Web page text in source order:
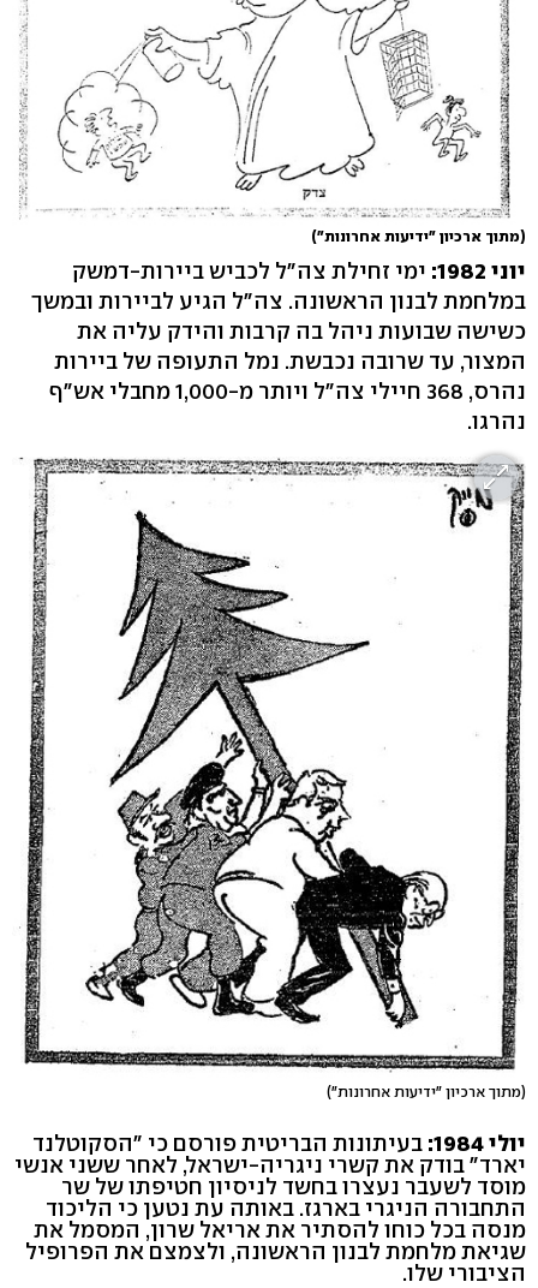
(מתוך ארכיון "ידיעות אחרונות")
יוני 1982:
ימי זחילת צה"ל לכביש ביירות-דמשק
במלחמת לבנון הראשונה. צה"ל הגיע לביירות ובמשך
כשישה שבועות ניהל בה קרבות והידק עליה את
המצור, עד שרובה נכבשת. נמל התעופה של ביירות
נהרס, 368 חיילי צה"ל ויותר מ-1,000 מחבלי אש"ף
נהרגו.
(מתוך ארכיון "ידיעות אחרונות")
יולי 1984: בעיתונות הבריטית פורסם כי "הסקוטלנד
יארד" בודק את קשרי ניגריה-ישראל, לאחר ששני אנשי
מוסד לשעבר נעצרו בחשד לניסיון חטיפתו של שר
התחבורה הניגרי בארגז. באותה עת נטען כי הליכוד
מנסה בכל כוחו להסתיר את אריאל שרון, המסמל את
שגיאת מלחמת לבנון הראשונה, ולצמצם את הפרופיל
הציבורי שלו.